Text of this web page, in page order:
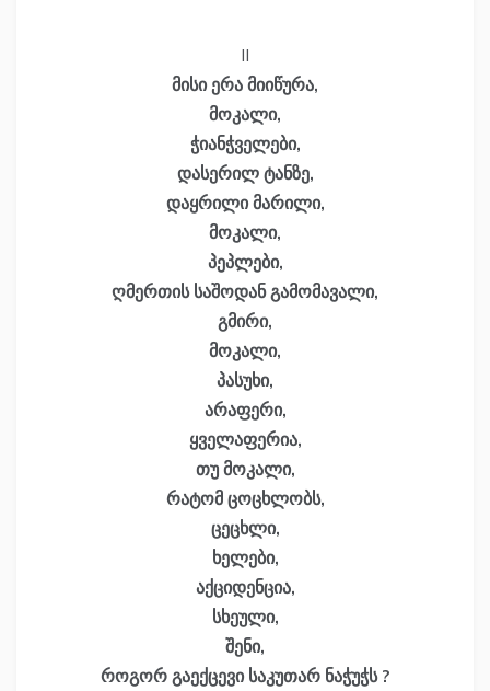
II
მისი ერა მიიწურა,
მოკალი,
ჭიანჭველები,
დასერილ ტანზე,
დაყრილი მარილი,
მოკალი,
პეპლები,
ღმერთის საშოდან გამომავალი,
გმირი,
მოკალი,
პასუხი,
არაფერი,
ყველაფერია,
თუ მოკალი,
რატომ ცოცხლობს,
ცეცხლი,
ხელები,
აქციდენცია,
სხეული,
შენი,
როგორ გაექცევი საკუთარ ნაჭუჭს ?